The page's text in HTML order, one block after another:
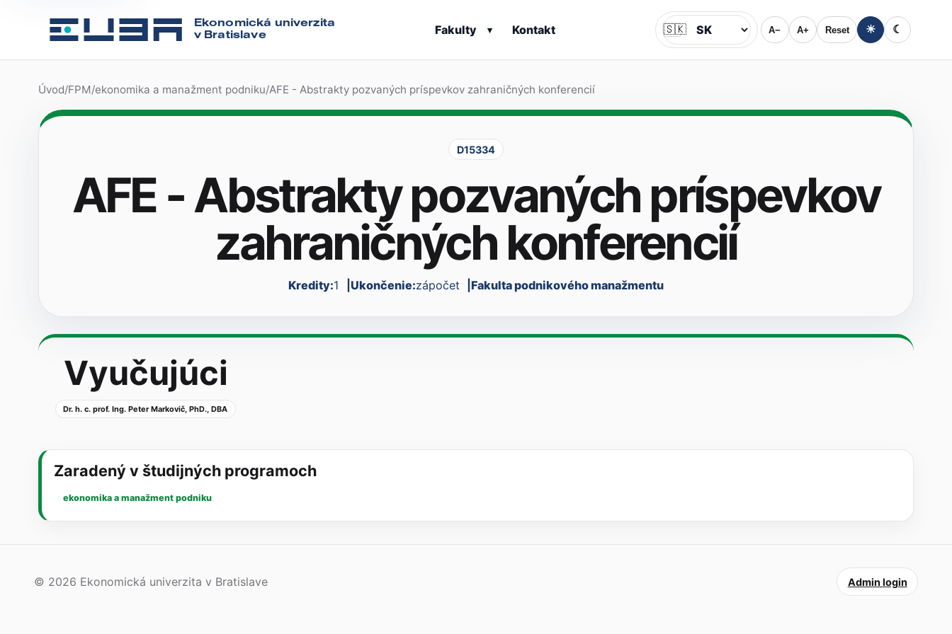
Ekonomická univerzita
v Bratislave
Fakulty ▾ Kontakt Jazyk
🇸🇰 A− A+ Reset ☀ ☾
Úvod/FPM/ekonomika a manažment podniku/AFE - Abstrakty pozvaných príspevkov zahraničných konferencií
D15334
AFE - Abstrakty pozvaných príspevkov
zahraničných konferencií
Kredity:1 Ukončenie:zápočet Fakulta podnikového manažmentu
Vyučujúci
Dr. h. c. prof. Ing. Peter Markovič, PhD., DBA
Zaradený v študijných programoch
ekonomika a manažment podniku
© 2026 Ekonomická univerzita v Bratislave Admin login